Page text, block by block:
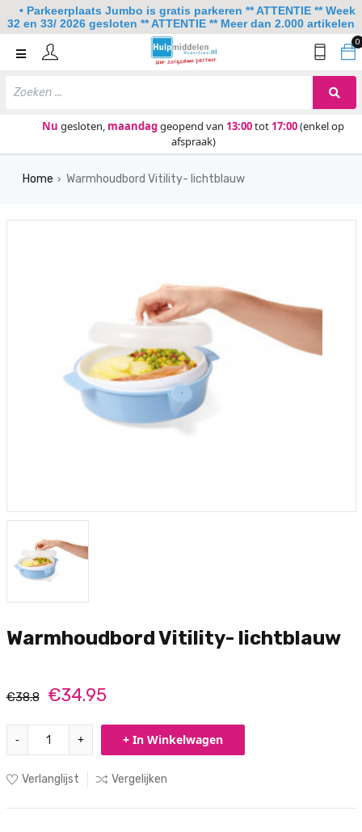
0
Nu gesloten, maandaggeopend van 13:00tot 17:00(enkel op
afspraak)
Home
Keuken
Home › Warmhoudbord Vitility- lichtblauw
Warmhoudbord Vitility- lichtblauw
€38.8 €34.95
- + + In Winkelwagen
Verlanglijst Vergelijken
• Parkeerplaats Jumbo is gratis parkeren ** ATTENTIE ** Week
32 en 33/ 2026 gesloten ** ATTENTIE ** Meer dan 2.000 artikelen